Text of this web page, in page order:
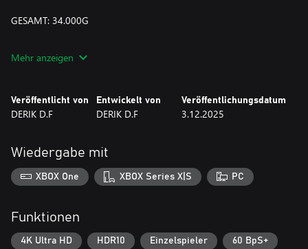
GESAMT: 34.000G
Hintergrund) dient nur zur Veranschaulichung.
Mehr anzeigen
Veröffentlicht von
DERIK D.F
Entwickelt von
DERIK D.F
Veröffentlichungsdatum
3.12.2025
Wiedergabe mit
XBOX One XBOX Series X|S PC
Funktionen
4K Ultra HD HDR10 Einzelspieler 60 BpS+